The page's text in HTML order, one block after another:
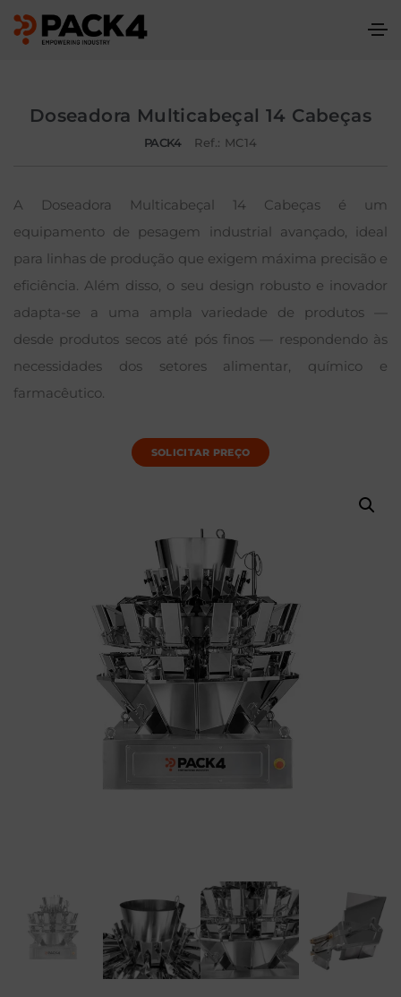
Doseadora Multicabeçal 14 Cabeças
PACK4 Ref.: MC14
A Doseadora Multicabeçal 14 Cabeças é um
equipamento de pesagem industrial avançado, ideal
para linhas de produção que exigem máxima precisão e
eficiência. Além disso, o seu design robusto e inovador
adapta-se a uma ampla variedade de produtos —
desde produtos secos até pós finos — respondendo às
necessidades dos setores alimentar, químico e
farmacêutico.
SOLICITAR PREÇO